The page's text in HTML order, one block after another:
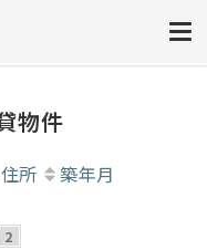
物件
住所 築年月
2